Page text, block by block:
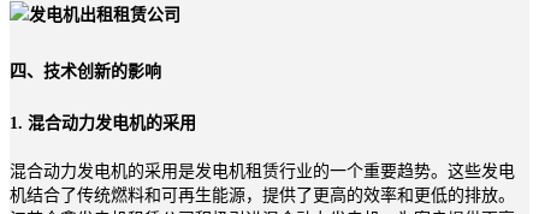
四、技术创新的影响
1. 混合动力发电机的采用
混合动力发电机的采用是发电机租赁行业的一个重要趋势。这些发电
机结合了传统燃料和可再生能源，提供了更高的效率和更低的排放。